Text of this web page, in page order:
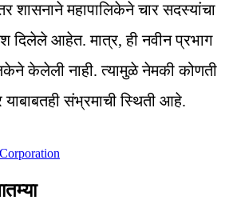
शासनाने महापालिकेने चार सदस्यांचा
दिलेले आहेत. मात्र, ही नवीन प्रभाग
केलेली नाही. त्यामुळे नेमकी कोणती
संभ्रमाची स्थिती आहे.